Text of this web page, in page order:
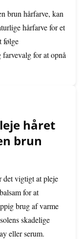
brun hårfarve, kan
hårfarve for et
følge
for at opnå
håret
brun
det vigtigt at pleje
for at
brug af varme
skadelige
eller serum.